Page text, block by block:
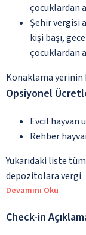
çocuklardan
Şehir vergisi
kişi başı,
çocuklardan
Konaklama
Opsiyonel
Evcil hayvan
Rehber
Yukarıdaki liste
depozitolara vergi
Devamını Oku
Check-in